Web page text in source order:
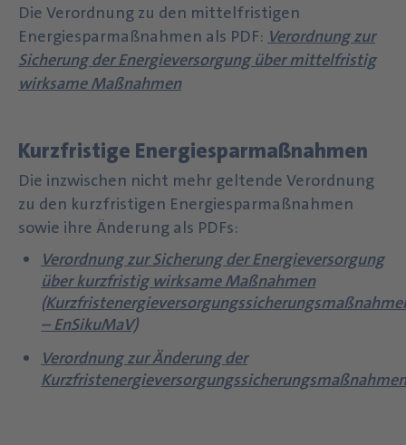
Die Verordnung zu den mittelfristigen
Energiesparmaßnahmen als PDF: Verordnung zur
Sicherung der Energieversorgung über mittelfristig
wirksame Maßnahmen
Kurzfristige Energiesparmaßnahmen
Die inzwischen nicht mehr geltende Verordnung
zu den kurzfristigen Energiesparmaßnahmen
sowie ihre Änderung als PDFs:
Verordnung zur Sicherung der Energieversorgung
über kurzfristig wirksame Maßnahmen
– EnSikuMaV)
Verordnung zur Änderung der